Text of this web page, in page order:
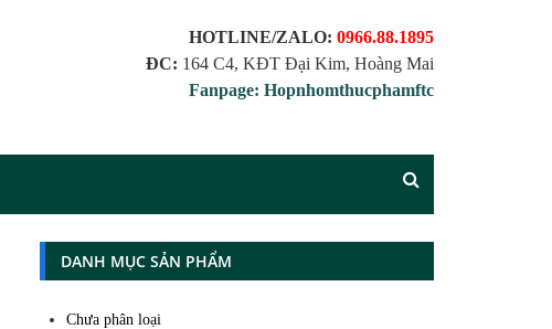
HOTLINE/ZALO: 0966.88.1895
ĐC: 164 C4, KĐT Đại Kim, Hoàng Mai
Fanpage: Hopnhomthucphamftc
DANH MỤC SẢN PHẨM
Chưa phân loại